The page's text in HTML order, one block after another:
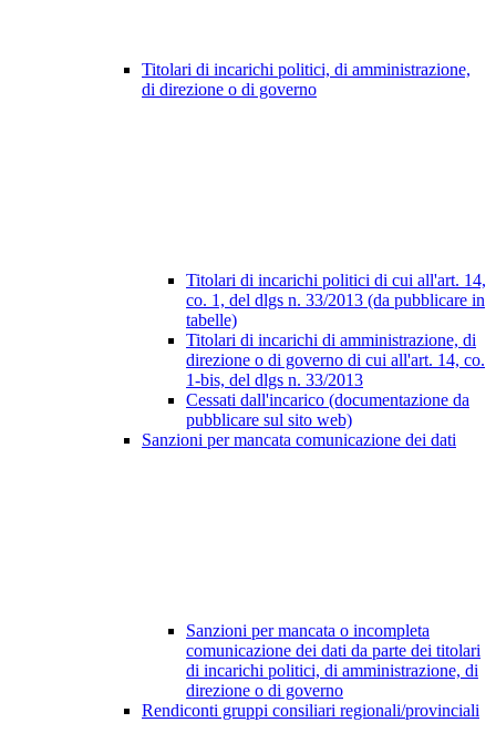
Titolari di incarichi politici, di amministrazione,
di direzione o di governo
Titolari di incarichi politici di cui all'art. 14,
co. 1, del dlgs n. 33/2013 (da pubblicare in
tabelle)
Titolari di incarichi di amministrazione, di
direzione o di governo di cui all'art. 14, co.
1-bis, del dlgs n. 33/2013
Cessati dall'incarico (documentazione da
pubblicare sul sito web)
Sanzioni per mancata comunicazione dei dati
Sanzioni per mancata o incompleta
comunicazione dei dati da parte dei titolari
di incarichi politici, di amministrazione, di
direzione o di governo
Rendiconti gruppi consiliari regionali/provinciali